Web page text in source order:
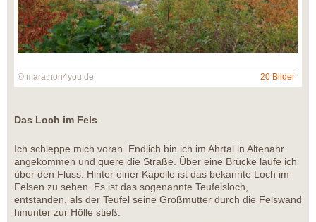
© marathon4you.de 20 Bilder
Das Loch im Fels
Ich schleppe mich voran. Endlich bin ich im Ahrtal in Altenahr
angekommen und quere die Straße. Über eine Brücke laufe ich
über den Fluss. Hinter einer Kapelle ist das bekannte Loch im
Felsen zu sehen. Es ist das sogenannte Teufelsloch,
entstanden, als der Teufel seine Großmutter durch die Felswand
hinunter zur Hölle stieß.